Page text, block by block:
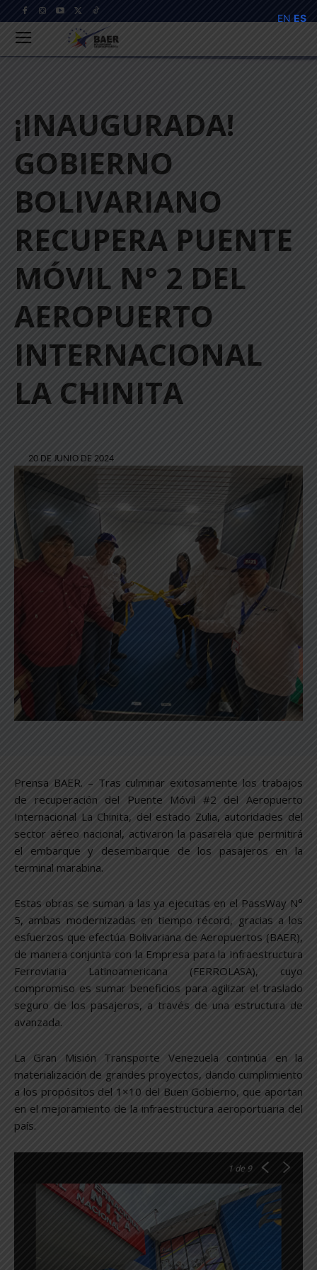
¡INAUGURADA!
GOBIERNO
BOLIVARIANO
RECUPERA PUENTE
MÓVIL N° 2 DEL
AEROPUERTO
INTERNACIONAL
LA CHINITA
20 DE JUNIO DE 2024
Prensa BAER. – Tras culminar exitosamente los trabajos
de recuperación del Puente Móvil #2 del Aeropuerto
Internacional La Chinita, del estado Zulia, autoridades del
sector aéreo nacional, activaron la pasarela que permitirá
el embarque y desembarque de los pasajeros en la
terminal marabina.
Estas obras se suman a las ya ejecutas en el PassWay N°
5, ambas modernizadas en tiempo récord, gracias a los
esfuerzos que efectúa Bolivariana de Aeropuertos (BAER),
de manera conjunta con la Empresa para la Infraestructura
Ferroviaria Latinoamericana (FERROLASA), cuyo
compromiso es sumar beneficios para agilizar el traslado
seguro de los pasajeros, a través de una estructura de
avanzada.
La Gran Misión Transporte Venezuela continúa en la
materialización de grandes proyectos, dando cumplimiento
a los propósitos del 1×10 del Buen Gobierno, que aportan
en el mejoramiento de la infraestructura aeroportuaria del
país.
1 de 9
EN ES